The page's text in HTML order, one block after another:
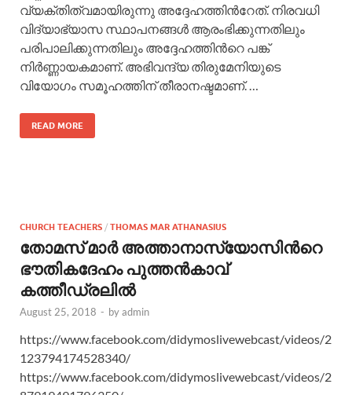
വ്യക്തിത്വമായിരുന്നു അദ്ദേഹത്തിന്‍റേത്. നിരവധി
വിദ്യാഭ്യാസ സ്ഥാപനങ്ങള്‍ ആരംഭിക്കുന്നതിലും
പരിപാലിക്കുന്നതിലും അദ്ദേഹത്തിന്‍റെ പങ്ക്
നിര്‍ണ്ണായകമാണ്. അഭിവന്ദ്യ തിരുമേനിയുടെ
വിയോഗം സമൂഹത്തിന് തീരാനഷ്ടമാണ്. …
READ MORE
CHURCH TEACHERS / THOMAS MAR ATHANASIUS
തോമസ് മാര്‍ അത്താനാസ്യോസിന്‍റെ
ഭൗതികദേഹം പുത്തന്‍കാവ്
കത്തീഡ്രലില്‍
August 25, 2018 - byadmin
https://www.facebook.com/didymoslivewebcast/videos/2
123794174528340/
https://www.facebook.com/didymoslivewebcast/videos/2